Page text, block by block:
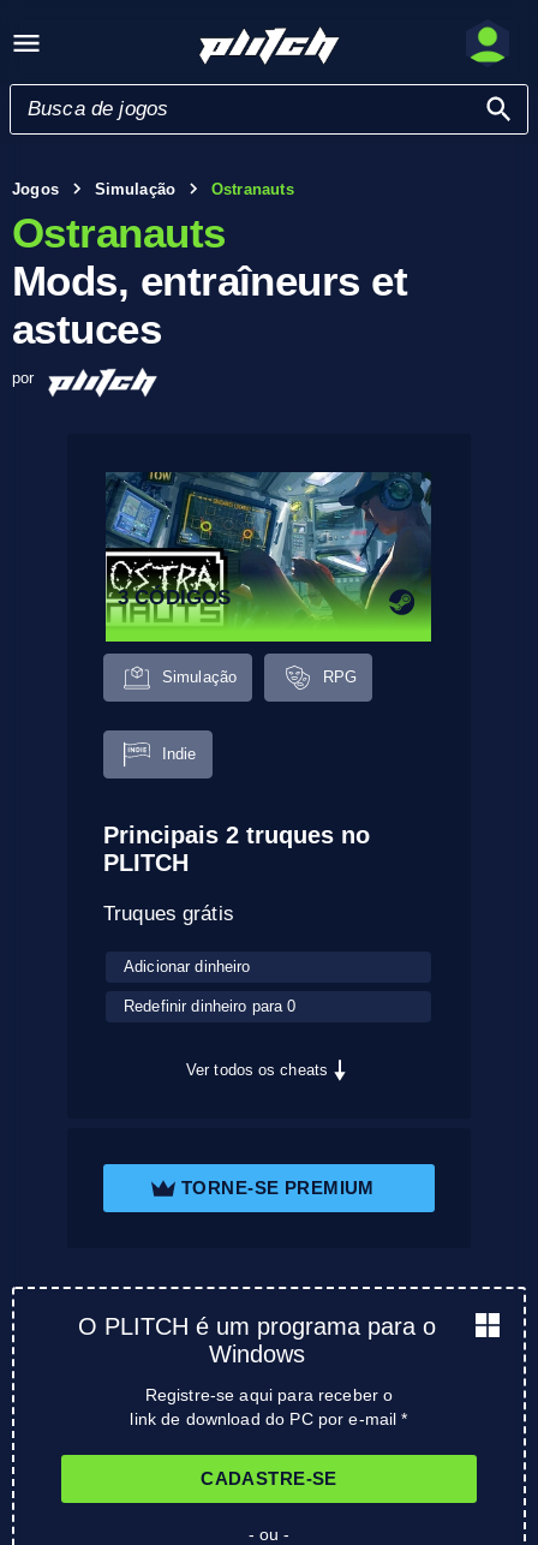
Jogos Simulação Ostranauts
Ostranauts
Mods, entraîneurs et
astuces
por
3 CÓDIGOS
Simulação RPG
Indie
Principais 2 truques no
PLITCH
Truques grátis
Adicionar dinheiro
Redefinir dinheiro para 0
Ver todos os cheats
TORNE-SE PREMIUM
O PLITCH é um programa para o
Windows
Registre-se aqui para receber o
link de download do PC por e-mail *
CADASTRE-SE
- ou -